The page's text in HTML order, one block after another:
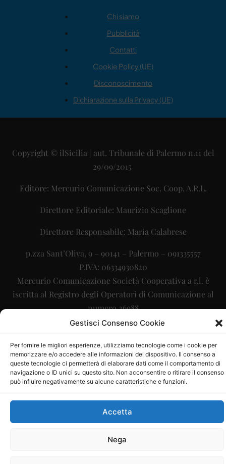
Gestisci Consenso Cookie
Per fornire le migliori esperienze, utilizziamo tecnologie come i cookie per
memorizzare e/o accedere alle informazioni del dispositivo. Il consenso a
queste tecnologie ci permetterà di elaborare dati come il comportamento di
navigazione o ID unici su questo sito. Non acconsentire o ritirare il consenso
può influire negativamente su alcune caratteristiche e funzioni.
Accetta
Nega
Chi siamo
Pubblicità
Contatti
Cookie Policy (UE)
Disconoscimento
Dichiarazione sulla Privacy (UE)
Copyright © ilSicilia | aut. Tribunale di Palermo n.11 del
29/09/2015
Editore: Mercurio Comunicazione Soc. Coop. A.R.L.
Direttore Editoriale: Maurizio Scaglione
Direttore Responsabile: Maria Calabrese
p.zza Sant’Oliva, 9 – 90141 – Palermo – 091335557
P.IVA: 06334930820
Mercurio Comunicazione Società Cooperativa a r.l. è
iscritta al Registro degli Operatori di Comunicazione al
numero 26988
Sito gestito da La Digitale srl – info@ladigitale.it